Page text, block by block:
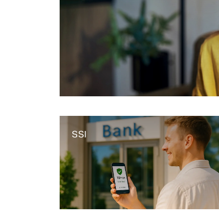
Anomaly Shield
Reporting und SIEM Integration
Social Login und Registrierung
verschiedenen Veranstaltungen in der Schweiz,
Deutschland und Österreich treffen.
SSI